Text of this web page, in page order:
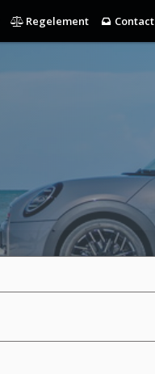
Regelement Contact